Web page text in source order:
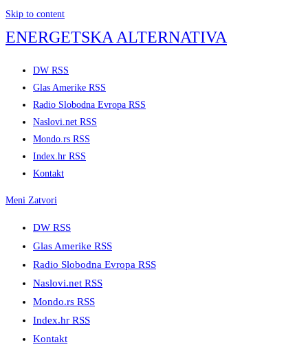
Skip to content
ENERGETSKA ALTERNATIVA
DW RSS
Glas Amerike RSS
Radio Slobodna Evropa RSS
Naslovi.net RSS
Mondo.rs RSS
Index.hr RSS
Kontakt
Meni Zatvori
DW RSS
Glas Amerike RSS
Radio Slobodna Evropa RSS
Naslovi.net RSS
Mondo.rs RSS
Index.hr RSS
Kontakt